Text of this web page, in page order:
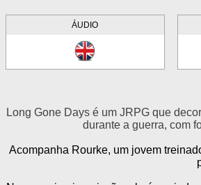
ÁUDIO
Long Gone Days é um JRPG que
durante a guerra, com
Acompanha Rourke, um jovem